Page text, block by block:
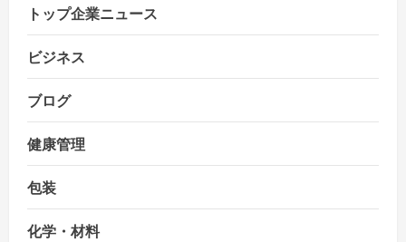
トップ企業ニュース
ビジネス
ブログ
健康管理
包装
化学・材料